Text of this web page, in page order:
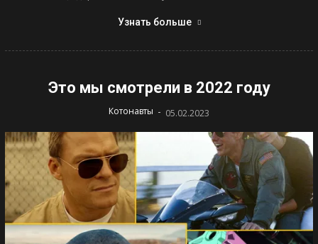
Узнать больше
Это мы смотрели в 2022 году
Котонавты - 05.02.2023